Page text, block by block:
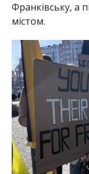
Франківську, а
містом.